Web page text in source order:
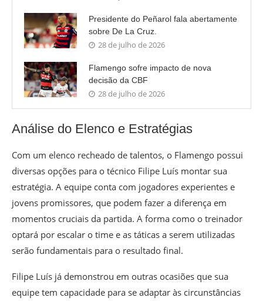
Presidente do Peñarol fala abertamente
sobre De La Cruz.
28 de julho de 2026
Flamengo sofre impacto de nova
decisão da CBF
28 de julho de 2026
Análise do Elenco e Estratégias
Com um elenco recheado de talentos, o Flamengo possui
diversas opções para o técnico Filipe Luís montar sua
estratégia. A equipe conta com jogadores experientes e
jovens promissores, que podem fazer a diferença em
momentos cruciais da partida. A forma como o treinador
optará por escalar o time e as táticas a serem utilizadas
serão fundamentais para o resultado final.
Filipe Luís já demonstrou em outras ocasiões que sua
equipe tem capacidade para se adaptar às circunstâncias